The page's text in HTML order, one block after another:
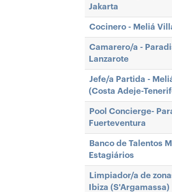
Jakarta
Cocinero - Meliá
Camarero/a -
Lanzarote
Jefe/a Partida -
(Costa Adeje-
Pool Concierge-
Fuerteventura
Banco de Talentos
Estagiários
Limpiador/a de
Ibiza (S'Argamassa)